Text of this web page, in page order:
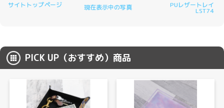
サイトトップページ 現在表示中の写真 PUレザートレイ
LST74
PICK UP（おすすめ）商品